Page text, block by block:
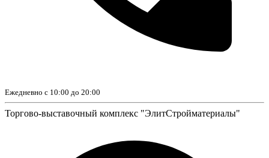
Ежедневно с 10:00 до 20:00
Торгово-выставочный комплекс "ЭлитСтройматериалы"